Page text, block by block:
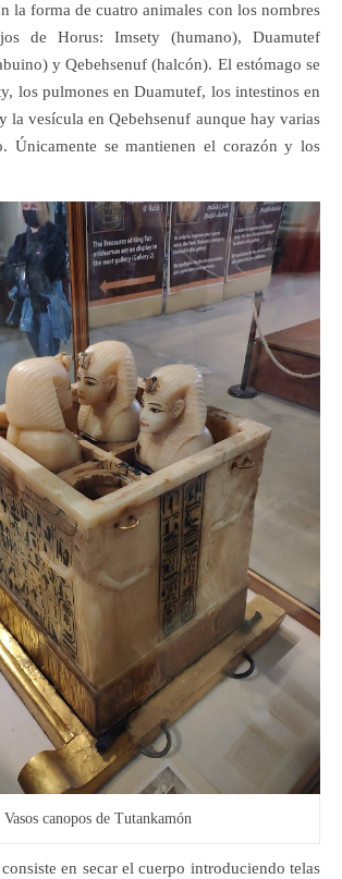
la forma de cuatro animales con los nombres
de Horus: Imsety (humano), Duamutef
y Qebehsenuf (halcón). El estómago se
los pulmones en Duamutef, los intestinos en
la vesícula en Qebehsenuf aunque hay varias
Únicamente se mantienen el corazón y los
Vasos canopos de Tutankamón
en secar el cuerpo introduciendo telas